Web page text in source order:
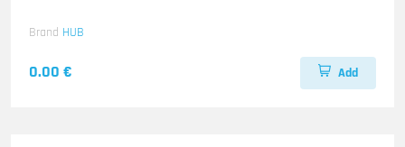
Brand HUB
0.00 € Add